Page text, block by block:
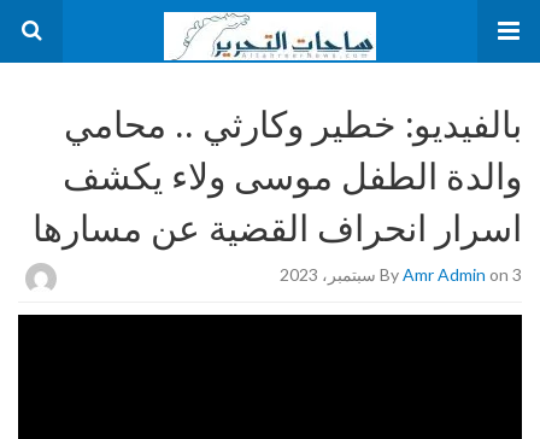
بالفيديو: خطير وكارثي .. محامي
والدة الطفل موسى ولاء يكشف
اسرار انحراف القضية عن مسارها
ByAmr Admin on 3 سبتمبر، 2023